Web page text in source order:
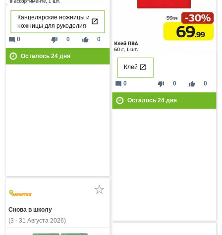
Канцелярские ножницы и
ножницы для рукоделия
thumb_down 0 thumb_up 0
mode_comment 0
Осталось 24дня
Клей
thumb_down 0 thumb_up 0
mode_comment 0
Осталось 24дня
Снова в школу
(3 - 31 Августа 2026)